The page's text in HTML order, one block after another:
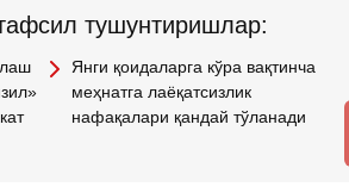
тушунтиришлар:
Янги қоидаларга кўра вақтинча
меҳнатга лаёқатсизлик
нафақалари қандай тўланади